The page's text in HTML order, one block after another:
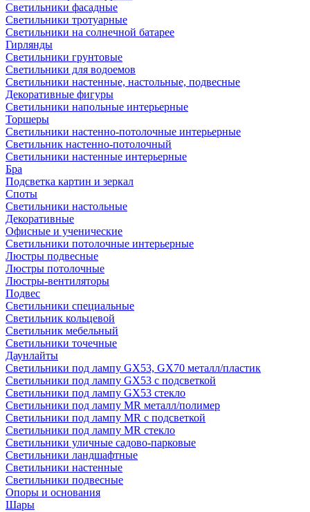
Светильники фасадные
Светильники тротуарные
Светильники на солнечной батарее
Гирлянды
Светильники грунтовые
Светильники для водоемов
Светильники настенные, настольные, подвесные
Декоративные фигуры
Светильники напольные интерьерные
Торшеры
Светильники настенно-потолочные интерьерные
Светильник настенно-потолочный
Светильники настенные интерьерные
Бра
Подсветка картин и зеркал
Споты
Светильники настольные
Декоративные
Офисные и ученические
Светильники потолочные интерьерные
Люстры подвесные
Люстры потолочные
Люстры-вентиляторы
Подвес
Светильники специальные
Светильник кольцевой
Светильник мебельный
Светильники точечные
Даунлайты
Светильники под лампу GX53, GX70 металл/пластик
Светильники под лампу GX53 с подсветкой
Светильники под лампу GX53 стекло
Светильники под лампу MR металл/полимер
Светильники под лампу MR с подсветкой
Светильники под лампу MR стекло
Светильники уличные садово-парковые
Светильники ландшафтные
Светильники настенные
Светильники подвесные
Опоры и основания
Шары